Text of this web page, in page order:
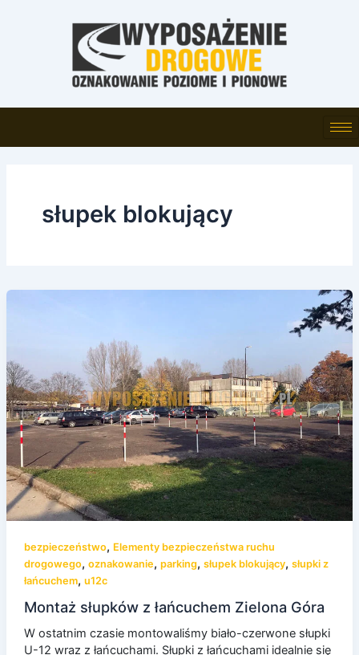
słupek blokujący
bezpieczeństwo, Elementy bezpieczeństwa ruchu
drogowego, oznakowanie, parking, słupek blokujący, słupki z
łańcuchem, u12c
Montaż słupków z łańcuchem Zielona Góra
W ostatnim czasie montowaliśmy biało-czerwone słupki
U-12 wraz z łańcuchami. Słupki z łańcuchami idealnie się